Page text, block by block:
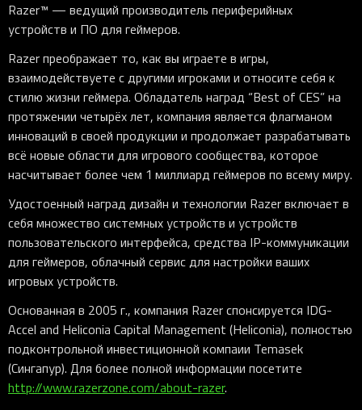
Razer™ — ведущий производитель периферийных
устройств и ПО для геймеров.
Razer преображает то, как вы играете в игры,
взаимодействуете с другими игроками и относите себя к
стилю жизни геймера. Обладатель наград “Best of CES” на
протяжении четырёх лет, компания является флагманом
инноваций в своей продукции и продолжает разрабатывать
всё новые области для игрового сообщества, которое
насчитывает более чем 1 миллиард геймеров по всему миру.
Удостоенный наград дизайн и технологии Razer включает в
себя множество системных устройств и устройств
пользовательского интерфейса, средства IP-коммуникации
для геймеров, облачный сервис для настройки ваших
игровых устройств.
Основанная в 2005 г., компания Razer спонсируется IDG-
Accel and Heliconia Capital Management (Heliconia), полностью
подконтрольной инвестиционной компаии Temasek
(Сингапур). Для более полной информации посетите
http://www.razerzone.com/about-razer.